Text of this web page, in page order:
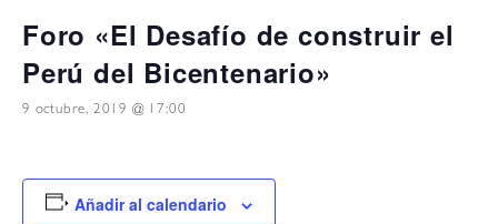
Foro «El Desafío de construir el
Perú del Bicentenario»
9 octubre, 2019 @ 17:00
Añadir al calendario